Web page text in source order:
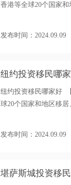
香港等全球20个国家
发布时间：2024.09.09
纽约投资移民哪
纽约投资移民哪家好
球20个国家和地区移
发布时间：2024.09.09
堪萨斯城投资移